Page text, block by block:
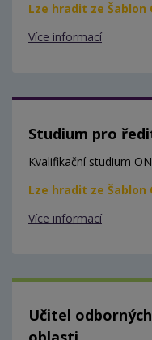
Lze hradit ze Šablon
Více informací
Studium pro
Kvalifikační studium
Lze hradit ze Šablon
Více informací
Učitel